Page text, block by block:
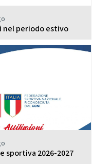
nel periodo estivo
sportiva 2026-2027